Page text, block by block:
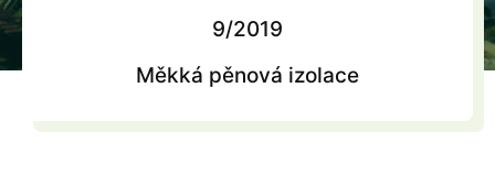
9/2019
Měkká pěnová izolace